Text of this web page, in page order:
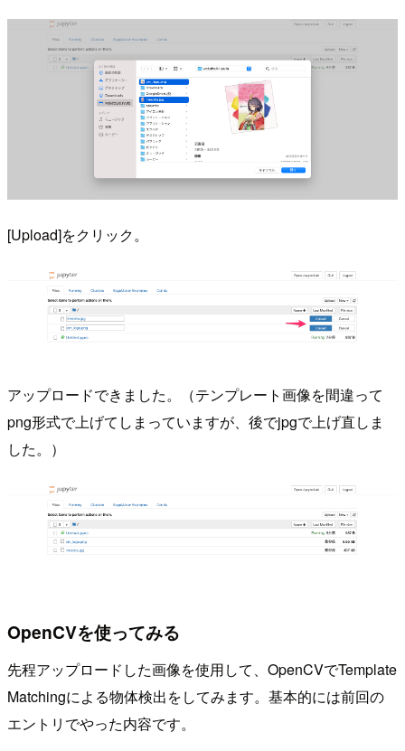
[Upload]をクリック。
アップロードできました。（テンプレート画像を間違って
png形式で上げてしまっていますが、後でjpgで上げ直しま
した。）
OpenCVを使ってみる
先程アップロードした画像を使用して、OpenCVでTemplate
Matchingによる物体検出をしてみます。基本的には前回の
エントリでやった内容です。